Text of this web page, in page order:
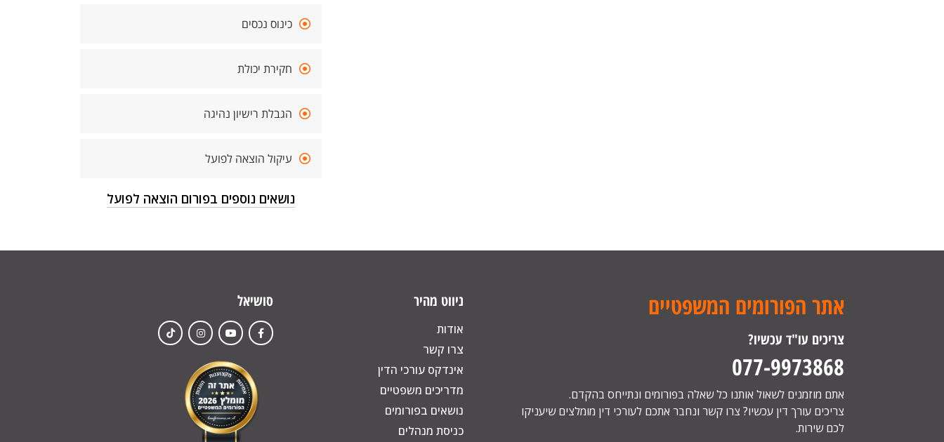
כינוס נכסים
חקירת יכולת
הגבלת רישיון נהיגה
עיקול הוצאה לפועל
נושאים נוספים בפורום הוצאה לפועל
אתר הפורומים המשפטיים
צריכים עו"ד עכשיו?
077-9973868
אתם מוזמנים לשאול אותנו כל שאלה בפורומים ונתייחס בהקדם.
צריכים עורך דין עכשיו? צרו קשר ונחבר אתכם לעורכי דין מומלצים שיעניקו
לכם שירות.
ניווט מהיר
אודות
צרו קשר
אינדקס עורכי הדין
מדריכים משפטיים
נושאים בפורומים
כניסת מנהלים
סושיאל